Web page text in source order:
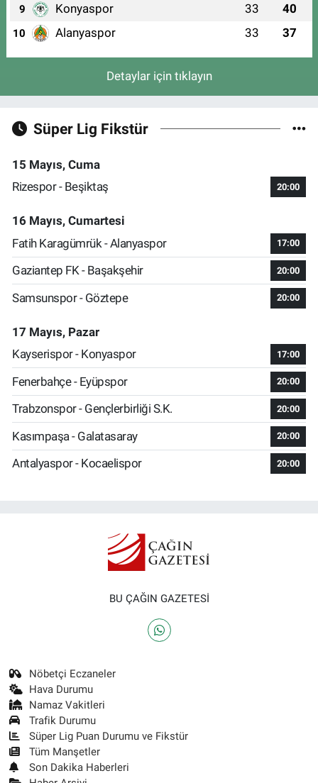
9 Konyaspor 33 40
10 Alanyaspor 33 37
Detaylar için tıklayın
Süper Lig Fikstür
15 Mayıs, Cuma
Rizespor - Beşiktaş
20:00
16 Mayıs, Cumartesi
Fatih Karagümrük - Alanyaspor
17:00
Gaziantep FK - Başakşehir 20:00
Samsunspor - Göztepe 20:00
17 Mayıs, Pazar
Kayserispor - Konyaspor
17:00
Fenerbahçe - Eyüpspor 20:00
Trabzonspor - Gençlerbirliği S.K. 20:00
Kasımpaşa - Galatasaray 20:00
Antalyaspor - Kocaelispor 20:00
BU ÇAĞIN GAZETESİ
Nöbetçi Eczaneler
Hava Durumu
Namaz Vakitleri
Trafik Durumu
Süper Lig Puan Durumu ve Fikstür
Tüm Manşetler
Son Dakika Haberleri